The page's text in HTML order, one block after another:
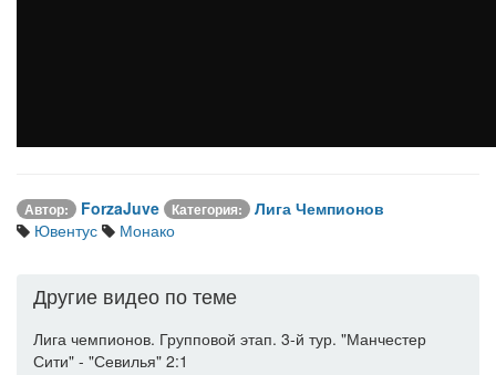
Автор: ForzaJuve Категория:
Лига Чемпионов
Ювентус
Монако
Другие видео по теме
Лига чемпионов. Групповой этап. 3-й тур. "Манчестер
Сити" - "Севилья" 2:1